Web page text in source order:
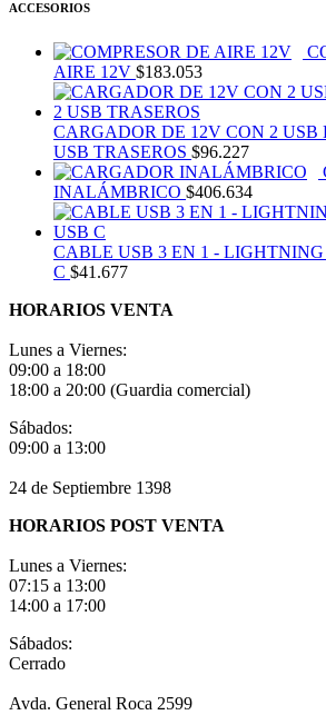
ACCESORIOS
AIRE 12V $183.053
CARGADOR DE 12V CON 2 USB
USB TRASEROS $96.227
INALÁMBRICO $406.634
CABLE USB 3 EN 1 -
C $41.677
HORARIOS VENTA
Lunes a Viernes:
09:00 a 18:00
18:00 a 20:00 (Guardia comercial)
Sábados:
09:00 a 13:00
24 de Septiembre 1398
HORARIOS POST VENTA
Lunes a Viernes:
07:15 a 13:00
14:00 a 17:00
Sábados:
Cerrado
Avda. General Roca 2599